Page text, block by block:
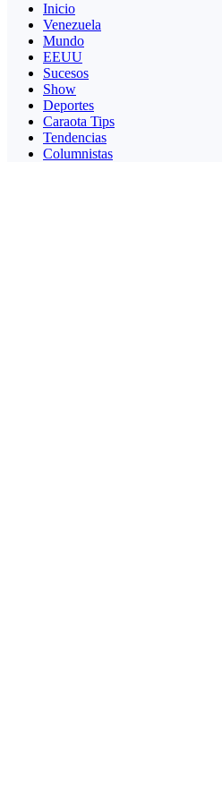
Inicio
Venezuela
Mundo
EEUU
Sucesos
Show
Deportes
Caraota Tips
Tendencias
Columnistas